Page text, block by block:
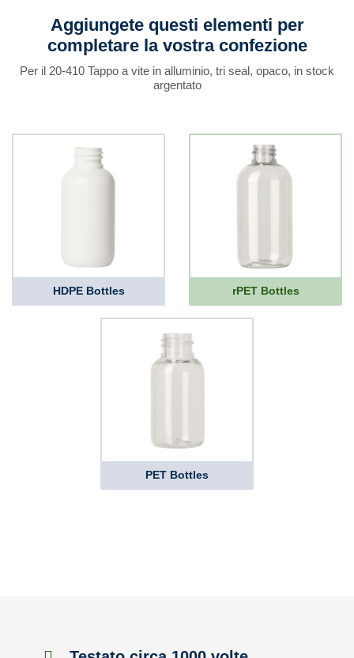
Aggiungete questi elementi per
completare la vostra confezione
Per il 20-410 Tappo a vite in alluminio, tri seal, opaco, in stock
argentato
HDPE Bottles rPET Bottles
PET Bottles